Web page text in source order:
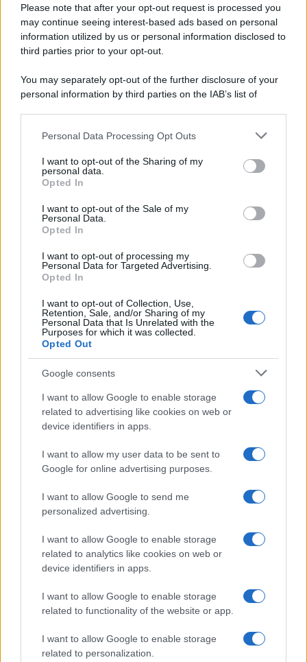
Please note that after your opt-out request is processed you
may continue seeing interest-based ads based on personal
information utilized by us or personal information disclosed to
third parties prior to your opt-out.
You may separately opt-out of the further disclosure of your
personal information by third parties on the IAB’s list of
This information may also be disclosed by us to third parties
disclose it to other third parties.
Please note that this website/app uses one or more Google
services and may gather and store information including but
not limited to your visit or usage behaviour. You may click to
grant or deny consent to Google and its third-party tags to
consent section.
Personal Data Processing Opt Outs
I want to opt-out of the Sharing of my
personal data.
Opted In
I want to opt-out of the Sale of my
Personal Data.
Opted In
I want to opt-out of processing my
Personal Data for Targeted Advertising.
Opted In
I want to opt-out of Collection, Use,
Retention, Sale, and/or Sharing of my
Personal Data that Is Unrelated with the
Purposes for which it was collected.
Opted Out
Google consents
I want to allow Google to enable storage
related to advertising like cookies on web or
device identifiers in apps.
I want to allow my user data to be sent to
Google for online advertising purposes.
I want to allow Google to send me
personalized advertising.
I want to allow Google to enable storage
related to analytics like cookies on web or
device identifiers in apps.
I want to allow Google to enable storage
related to functionality of the website or app.
I want to allow Google to enable storage
related to personalization.